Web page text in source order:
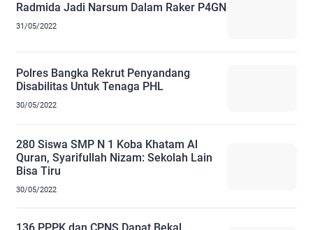
Radmida Jadi Narsum Dalam Raker P4GN
31/05/2022
Polres Bangka Rekrut Penyandang
Disabilitas Untuk Tenaga PHL
30/05/2022
280 Siswa SMP N 1 Koba Khatam Al
Quran, Syarifullah Nizam: Sekolah Lain
Bisa Tiru
30/05/2022